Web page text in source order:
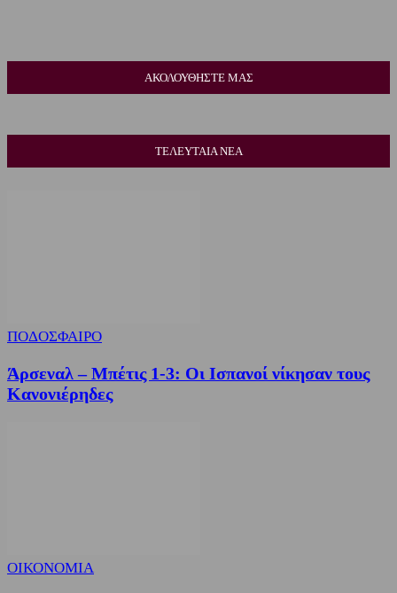
ΑΚΟΛΟΥΘΗΣΤΕ ΜΑΣ
ΤΕΛΕΥΤΑΙΑ ΝΕΑ
ΠΟΔΟΣΦΑΙΡΟ
Άρσεναλ – Μπέτις 1-3: Οι Ισπανοί νίκησαν τους
Κανονιέρηδες
ΟΙΚΟΝΟΜΙΑ